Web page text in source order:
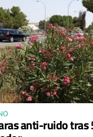
anti-ruido tras